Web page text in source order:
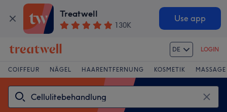
Treatwell
130K
Use app
DE LOGIN
COIFFEUR NÄGEL HAARENTFERNUNG KOSMETIK MASSAGE